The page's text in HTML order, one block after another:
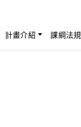
計畫介紹 課綱法規